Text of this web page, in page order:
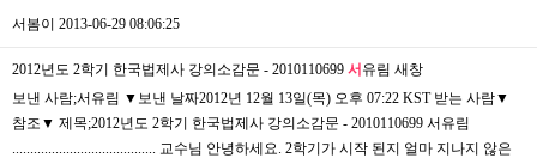
서봄이 2013-06-29 08:06:25
2012년도 2학기 한국법제사 강의소감문 - 2010110699 서 유림 새창
보낸 사람;서유림 ▼보낸 날짜2012년 12월 13일(목) 오후 07:22 KST 받는 사람▼
참조▼ 제목;2012년도 2학기 한국법제사 강의소감문 - 2010110699 서유림
........................................ 교수님 안녕하세요. 2학기가 시작 된지 얼마 지나지 않은